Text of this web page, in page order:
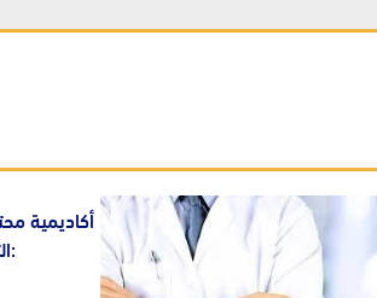
أكاديمية
التوظيف مدرس اللغة الإنجليزية: